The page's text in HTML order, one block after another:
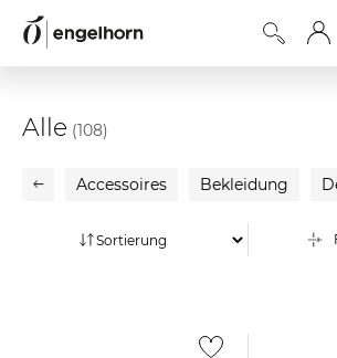
Alle (108)
Accessoires Bekleidung